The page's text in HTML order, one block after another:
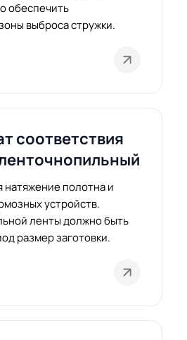
обеспечить
выброса стружки.
соответствия
натяжение полотна и
устройств.
ленты должно быть
размер заготовки.